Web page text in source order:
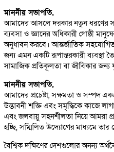
মাননীয় সভাপতি,
আমাদের আসলে দরকার নতুন ধরণের
ব্যবসা ও জ্ঞানের অধিকারী গোষ্ঠী
অনুধাবন করবে। আন্তর্জাতিক
জন্য এমন একটি রূপান্তরকারী ব্যবস্থা
সামাজিক প্রতিকূলতা বা জীবিকার
মাননীয় সভাপতি,
আমাদের প্রচেষ্টা, সক্ষমতা ও সম্পদ
উদ্ভাবনী শক্তি এবং সমৃদ্ধিকে কাজে
এবং জলবায়ু সহনশীলতা নিয়ে আমরা
হচ্ছি, সম্মিলিত উদ্যোগের মাধ্যমে
বৈশ্বিক দক্ষিণের দেশগুলোর অনন্য